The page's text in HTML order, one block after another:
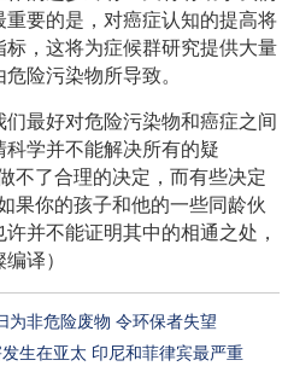
要的是，对癌症认知的提高将
，这将为症候群研究提供大量
险污染物所导致。
最好对危险污染物和癌症之间
学并不能解决所有的疑
不了合理的决定，而有些决定
果你的孩子和他的一些同龄伙
并不能证明其中的相通之处，
译）
为非危险废物 令环保者失望
生在亚太 印尼和菲律宾最严重